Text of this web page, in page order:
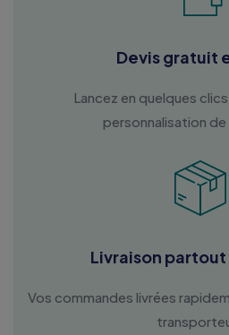
Devis gratuit
Lancez en quelques
personnalisation
Livraison partout
Vos commandes livrées